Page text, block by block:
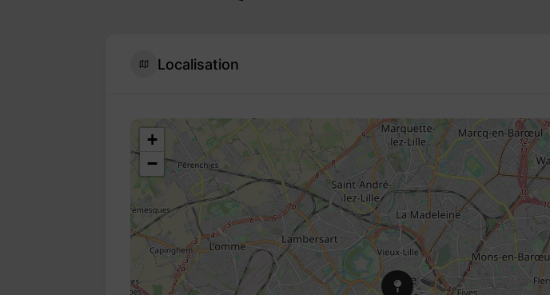
Localisation
+
−